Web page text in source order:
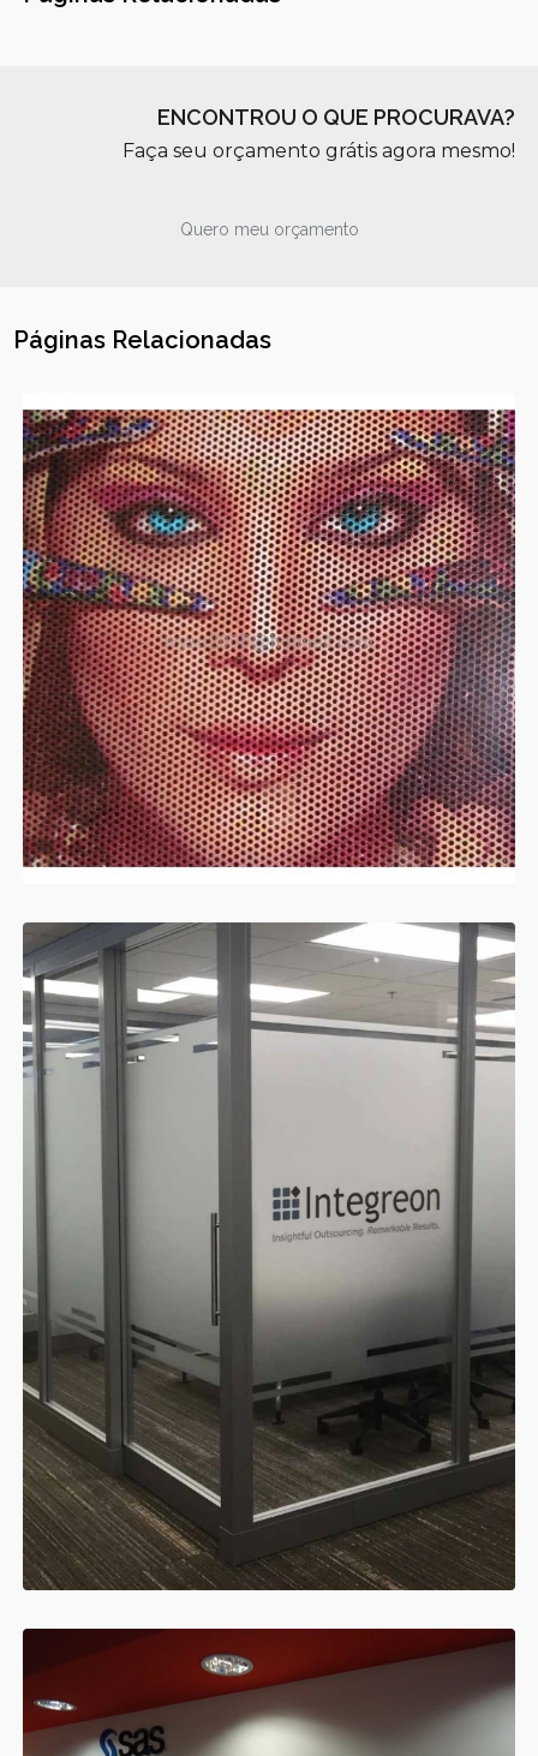
ENCONTROU O QUE PROCURAVA?
Faça seu orçamento grátis agora mesmo!
Quero meu orçamento
Páginas Relacionadas